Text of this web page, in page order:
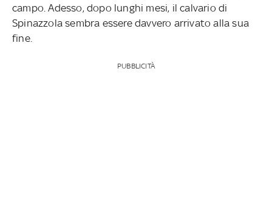
campo. Adesso, dopo lunghi mesi, il calvario di
Spinazzola sembra essere davvero arrivato alla sua
fine.
PUBBLICITÀ